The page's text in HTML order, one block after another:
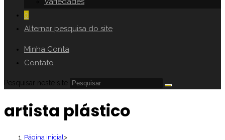
0
Alternar pesquisa do site
Minha Conta
Contato
Pesquisar neste site
artista plástico
Página inicial >